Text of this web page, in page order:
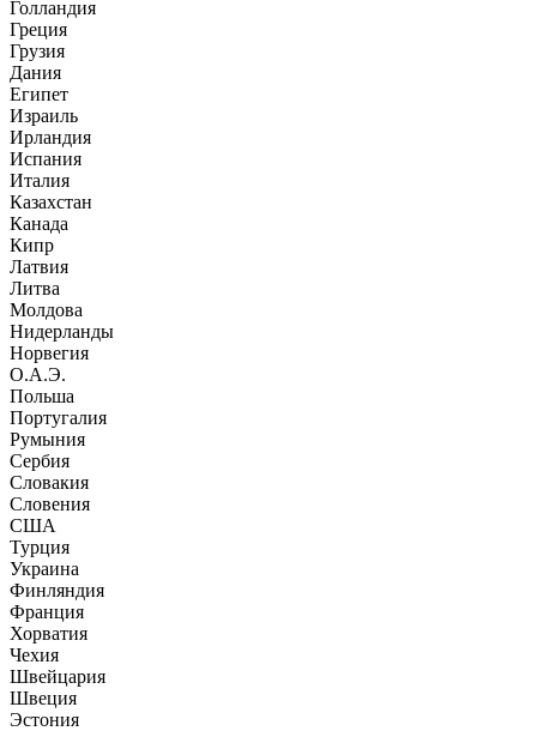
Голландия
Греция
Грузия
Дания
Египет
Израиль
Ирландия
Испания
Италия
Казахстан
Канада
Кипр
Латвия
Литва
Молдова
Нидерланды
Норвегия
О.А.Э.
Польша
Португалия
Румыния
Сербия
Словакия
Словения
США
Турция
Украина
Финляндия
Франция
Хорватия
Чехия
Швейцария
Швеция
Эстония